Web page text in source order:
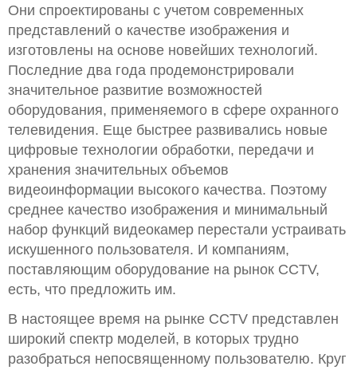
Они спроектированы с учетом современных
представлений о качестве изображения и
изготовлены на основе новейших технологий.
Последние два года продемонстрировали
значительное развитие возможностей
оборудования, применяемого в сфере охранного
телевидения. Еще быстрее развивались новые
цифровые технологии обработки, передачи и
хранения значительных объемов
видеоинформации высокого качества. Поэтому
среднее качество изображения и минимальный
набор функций видеокамер перестали устраивать
искушенного пользователя. И компаниям,
поставляющим оборудование на рынок CCTV,
есть, что предложить им.
В настоящее время на рынке CCTV представлен
широкий спектр моделей, в которых трудно
разобраться непосвященному пользователю. Круг